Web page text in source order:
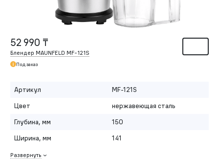
52 990 ₸
Блендер MAUNFELD MF-121S
Под заказ
Артикул
MF-121S
Цвет
нержавеющая сталь
Глубина, мм
150
Ширина, мм
141
Развернуть